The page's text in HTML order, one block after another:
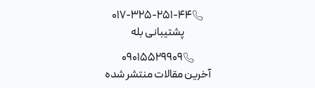
017-325-251-44
پشتیبانی بله
09015529909
آخرین مقالات منتشر شده